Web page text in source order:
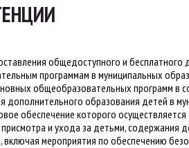
общедоступного и
программам в муниципальных
общеобразовательных программ в
дополнительного образования детей в
обеспечение которого
и ухода за детьми, содержания
включая мероприятия по обеспечению